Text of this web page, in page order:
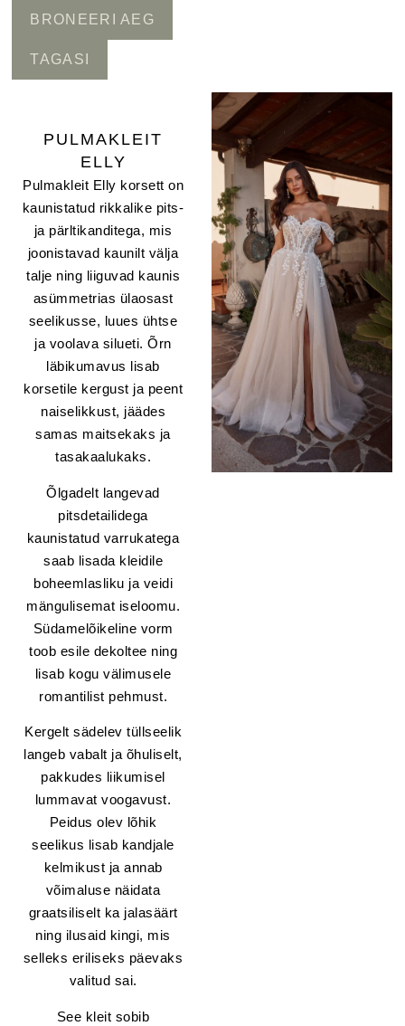
BRONEERI AEG
TAGASI
PULMAKLEIT
ELLY
Pulmakleit Elly korsett on
kaunistatud rikkalike pits-
ja pärltikanditega, mis
joonistavad kaunilt välja
talje ning liiguvad kaunis
asümmetrias ülaosast
seelikusse, luues ühtse
ja voolava silueti. Õrn
läbikumavus lisab
korsetile kergust ja peent
naiselikkust, jäädes
samas maitsekaks ja
tasakaalukaks.
Õlgadelt langevad
pitsdetailidega
kaunistatud varrukatega
saab lisada kleidile
boheemlasliku ja veidi
mängulisemat iseloomu.
Südamelõikeline vorm
toob esile dekoltee ning
lisab kogu välimusele
romantilist pehmust.
Kergelt sädelev tüllseelik
langeb vabalt ja õhuliselt,
pakkudes liikumisel
lummavat voogavust.
Peidus olev lõhik
seelikus lisab kandjale
kelmikust ja annab
võimaluse näidata
graatsiliselt ka jalasäärt
ning ilusaid kingi, mis
selleks eriliseks päevaks
valitud sai.
See kleit sobib